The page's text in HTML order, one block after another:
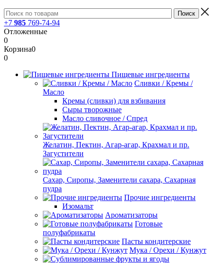
+7 985 769-74-94
Отложенные
0
Корзина0
0
Пищевые ингредиенты
Сливки / Кремы /
Масло
Кремы (сливки) для взбивания
Сыры творожные
Масло сливочное / Спред
Желатин, Пектин, Агар-агар, Крахмал и пр.
Загустители
Сахар, Сиропы, Заменители сахара, Сахарная
пудра
Прочие ингредиенты
Изомальт
Ароматизаторы
Готовые
полуфабрикаты
Пасты кондитерские
Мука / Орехи / Кунжут